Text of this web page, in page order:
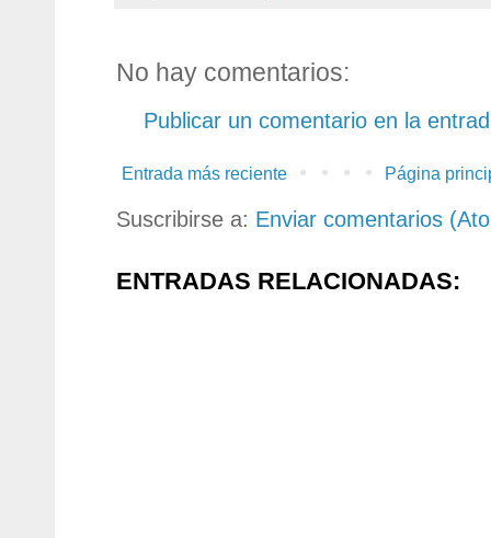
No hay comentarios:
Publicar un comentario en la
Entrada más reciente Página
Suscribirse a: Enviar comentarios
ENTRADAS RELACIONADAS: